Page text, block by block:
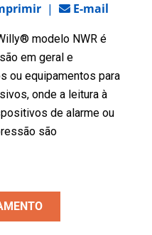
| E-mail
modelo NWR é
em geral e
ou equipamentos para
onde a leitura à
de alarme ou
são